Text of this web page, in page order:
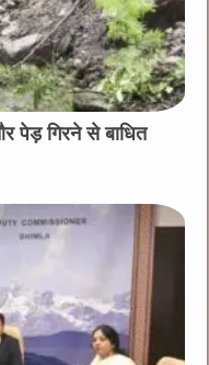
पेड़ गिरने से बाधित